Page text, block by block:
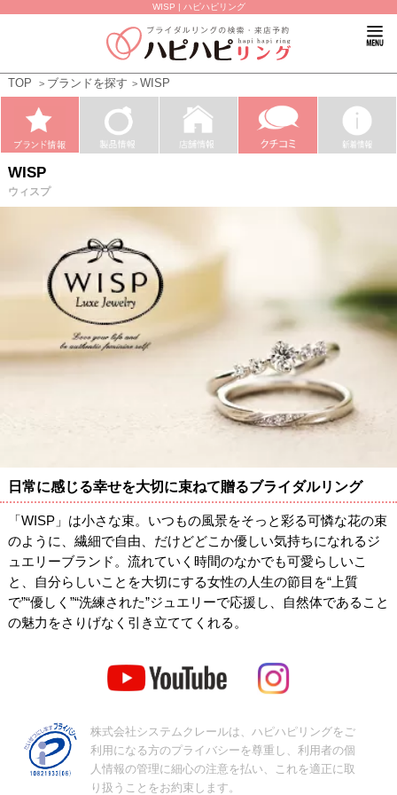
WISP | ハピハピリング
TOP ブランドを探す WISP
WISP
ウィスプ
日常に感じる幸せを大切に束ねて贈るブライダルリング
「WISP」は小さな束。いつもの風景をそっと彩る可憐な花の束
のように、繊細で自由、だけどどこか優しい気持ちになれるジ
ュエリーブランド。流れていく時間のなかでも可愛らしいこ
と、自分らしいことを大切にする女性の人生の節目を“上質
で”“優しく”“洗練された”ジュエリーで応援し、自然体であること
の魅力をさりげなく引き立ててくれる。
株式会社システムクレールは、ハピハピリングをご
利用になる方のプライバシーを尊重し、利用者の個
人情報の管理に細心の注意を払い、これを適正に取
り扱うことをお約束します。